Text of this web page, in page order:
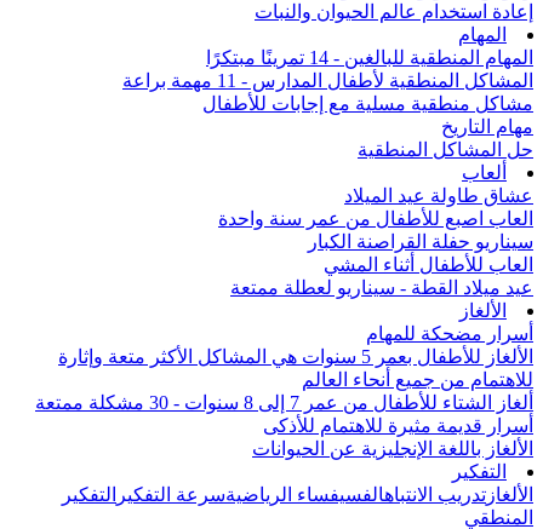
إعادة استخدام عالم الحيوان والنبات
المهام
المهام المنطقية للبالغين - 14 تمرينًا مبتكرًا
المشاكل المنطقية لأطفال المدارس - 11 مهمة براعة
مشاكل منطقية مسلية مع إجابات للأطفال
مهام التاريخ
حل المشاكل المنطقية
ألعاب
عشاق طاولة عيد الميلاد
العاب اصبع للأطفال من عمر سنة واحدة
سيناريو حفلة القراصنة الكبار
العاب للأطفال أثناء المشي
عيد ميلاد القطة - سيناريو لعطلة ممتعة
الألغاز
أسرار مضحكة للمهام
الألغاز للأطفال بعمر 5 سنوات هي المشاكل الأكثر متعة وإثارة
للاهتمام من جميع أنحاء العالم
ألغاز الشتاء للأطفال من عمر 7 إلى 8 سنوات - 30 مشكلة ممتعة
أسرار قديمة مثيرة للاهتمام للأذكى
الألغاز باللغة الإنجليزية عن الحيوانات
التفكير
الألغاز تدريب الانتباهالفسيفساء الرياضيةسرعة التفكير التفكير
المنطقي